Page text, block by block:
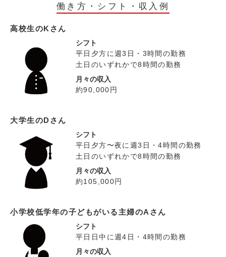
働き方・シフト・収入例
高校生のKさん
シフト
平日夕方に週3日・3時間の勤務
土日のいずれかで8時間の勤務
月々の収入
約90,000円
大学生のDさん
シフト
平日夕方〜夜に週3日・4時間の勤務
土日のいずれかで8時間の勤務
月々の収入
約105,000円
小学校低学年の子どもがいる主婦のAさん
シフト
平日日中に週4日・4時間の勤務
月々の収入